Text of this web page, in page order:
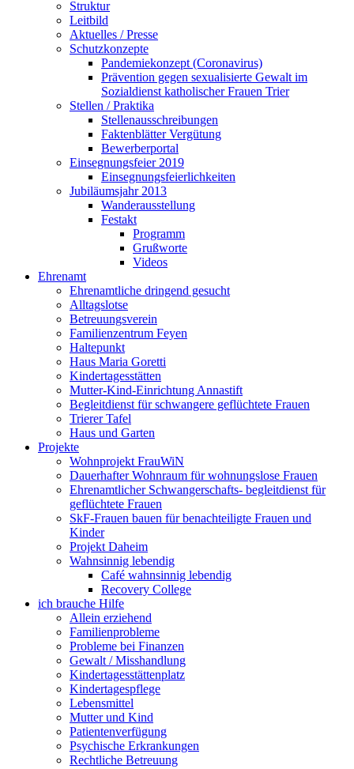
Struktur
Leitbild
Aktuelles / Presse
Schutzkonzepte
Pandemiekonzept (Coronavirus)
Prävention gegen sexualisierte Gewalt im
Sozialdienst katholischer Frauen Trier
Stellen / Praktika
Stellenausschreibungen
Faktenblätter Vergütung
Bewerberportal
Einsegnungsfeier 2019
Einsegnungsfeierlichkeiten
Jubiläumsjahr 2013
Wanderausstellung
Festakt
Programm
Grußworte
Videos
Ehrenamt
Ehrenamtliche dringend gesucht
Alltagslotse
Betreuungsverein
Familienzentrum Feyen
Haltepunkt
Haus Maria Goretti
Kindertagesstätten
Mutter-Kind-Einrichtung Annastift
Begleitdienst für schwangere geflüchtete Frauen
Trierer Tafel
Haus und Garten
Projekte
Wohnprojekt FrauWiN
Dauerhafter Wohnraum für wohnungslose Frauen
Ehrenamtlicher Schwangerschafts- begleitdienst für
geflüchtete Frauen
SkF-Frauen bauen für benachteiligte Frauen und
Kinder
Projekt Daheim
Wahnsinnig lebendig
Café wahnsinnig lebendig
Recovery College
ich brauche Hilfe
Allein erziehend
Familienprobleme
Probleme bei Finanzen
Gewalt / Misshandlung
Kindertagesstättenplatz
Kindertagespflege
Lebensmittel
Mutter und Kind
Patientenverfügung
Psychische Erkrankungen
Rechtliche Betreuung